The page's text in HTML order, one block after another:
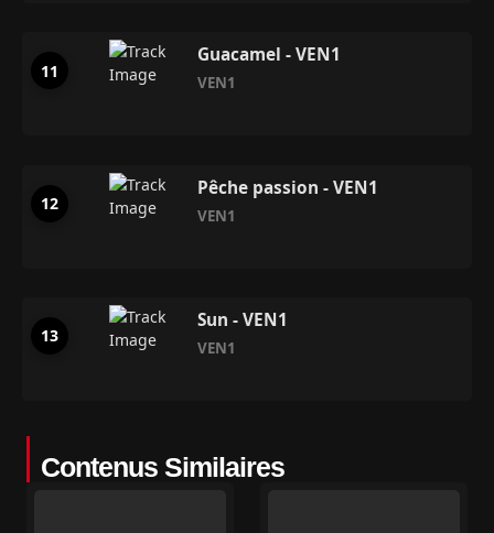
Guacamel - VEN1
VEN1
Pêche passion - VEN1
VEN1
Sun - VEN1
VEN1
Contenus Similaires